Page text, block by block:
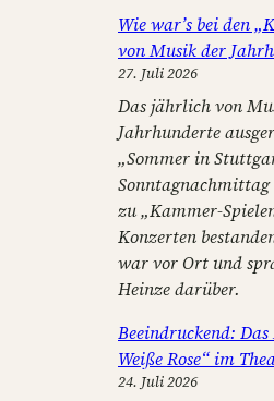
Wie war’s bei den
von Musik der
27. Juli 2026
Das jährlich von
Jahrhunderte
„Sommer in
zu „Kammer-
Konzerten
war vor Ort und
Heinze darüber.
Beeindruckend:
Weiße Rose“ im
24. Juli 2026